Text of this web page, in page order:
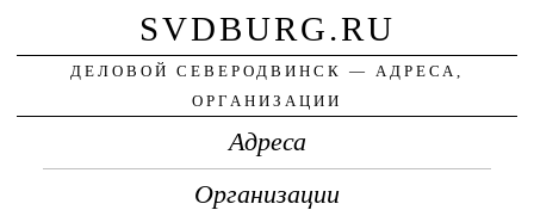
SVDBURG.RU
ДЕЛОВОЙ СЕВЕРОДВИНСК — АДРЕСА,
ОРГАНИЗАЦИИ
Адреса
Организации